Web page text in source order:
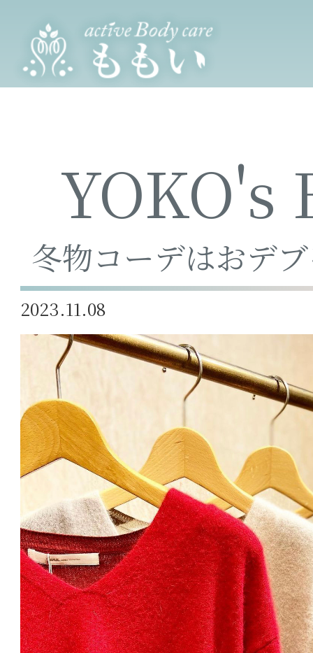
YOKO's
冬物コーデはおデ
2023.11.08